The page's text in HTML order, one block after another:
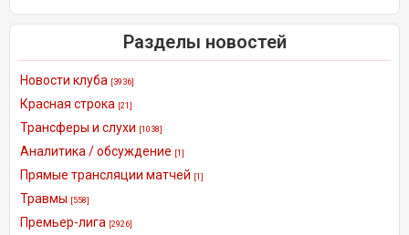
Разделы новостей
Новости клуба [3936]
Красная строка [21]
Трансферы и слухи [1038]
Аналитика / обсуждение [1]
Прямые трансляции матчей [1]
Травмы [558]
Премьер-лига [2926]